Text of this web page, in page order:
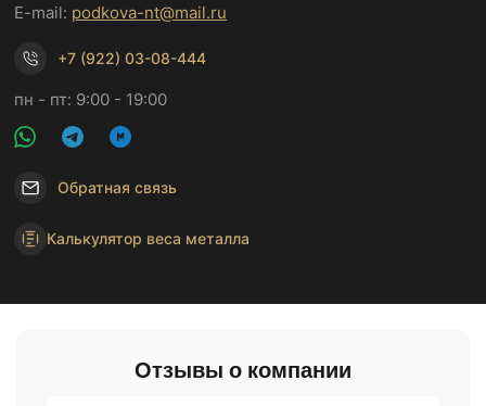
E-mail: podkova-nt@mail.ru
+7 (922) 03-08-444
пн - пт: 9:00 - 19:00
Обратная связь
Калькулятор веса металла
Отзывы о компании